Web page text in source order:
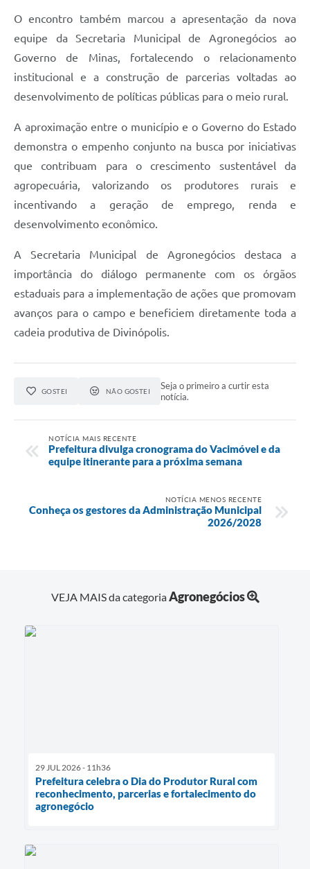
O encontro também marcou a apresentação da nova
equipe da Secretaria Municipal de Agronegócios ao
Governo de Minas, fortalecendo o relacionamento
institucional e a construção de parcerias voltadas ao
desenvolvimento de políticas públicas para o meio rural.
A aproximação entre o município e o Governo do Estado
demonstra o empenho conjunto na busca por iniciativas
que contribuam para o crescimento sustentável da
agropecuária, valorizando os produtores rurais e
incentivando a geração de emprego, renda e
desenvolvimento econômico.
A Secretaria Municipal de Agronegócios destaca a
importância do diálogo permanente com os órgãos
estaduais para a implementação de ações que promovam
avanços para o campo e beneficiem diretamente toda a
cadeia produtiva de Divinópolis.
GOSTEI NÃO GOSTEI
Seja o primeiro a curtir esta
notícia.
NOTÍCIA MAIS RECENTE
Prefeitura divulga cronograma do Vacimóvel e da
equipe itinerante para a próxima semana
NOTÍCIA MENOS RECENTE
Conheça os gestores da Administração Municipal
2026/2028
VEJA MAIS da categoriaAgronegócios
29 JUL 2026 - 11h36
Prefeitura celebra o Dia do Produtor Rural com
reconhecimento, parcerias e fortalecimento do
agronegócio